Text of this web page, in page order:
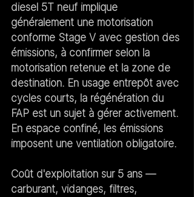
diesel 5T neuf implique
généralement une motorisation
conforme Stage V avec gestion des
émissions, à confirmer selon la
motorisation retenue et la zone de
destination. En usage entrepôt avec
cycles courts, la régénération du
FAP est un sujet à gérer activement.
En espace confiné, les émissions
imposent une ventilation obligatoire.
Coût d'exploitation sur 5 ans —
carburant, vidanges, filtres,